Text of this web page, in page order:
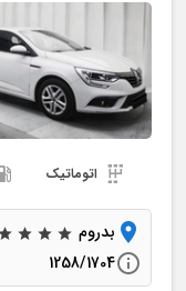
اتوماتیک
بدروم
1258/1704